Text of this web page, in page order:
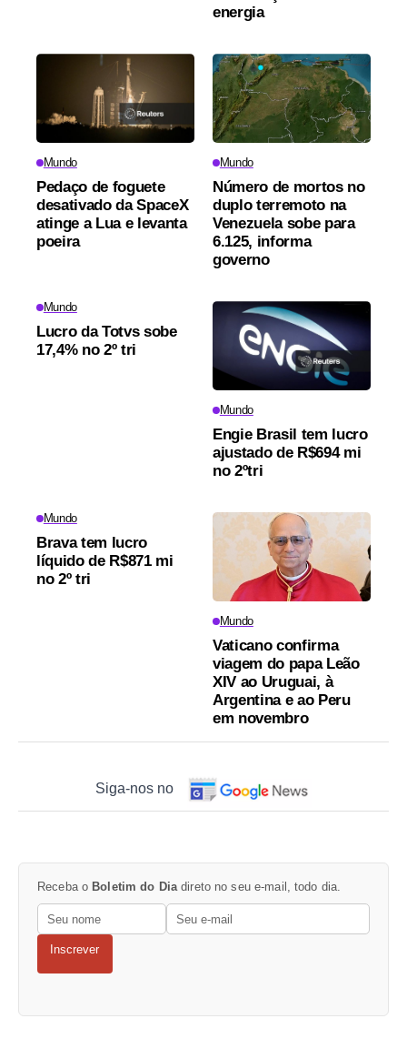
energia
Mundo
Pedaço de foguete
desativado da SpaceX
atinge a Lua e levanta
poeira
Mundo
Número de mortos no
duplo terremoto na
Venezuela sobe para
6.125, informa
governo
Mundo
Lucro da Totvs sobe
17,4% no 2º tri
Mundo
Engie Brasil tem lucro
ajustado de R$694 mi
no 2ºtri
Mundo
Brava tem lucro
líquido de R$871 mi
no 2º tri
Mundo
Vaticano confirma
viagem do papa Leão
XIV ao Uruguai, à
Argentina e ao Peru
em novembro
Siga-nos no
Receba o Boletim do Dia direto no seu e-mail, todo dia.
Inscrever